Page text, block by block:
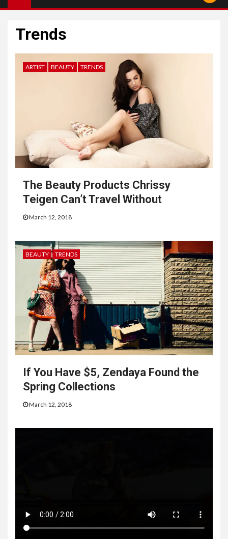
Trends
ARTIST BEAUTY TRENDS
The Beauty Products Chrissy
Teigen Can’t Travel Without
March 12, 2018
BEAUTY TRENDS
If You Have $5, Zendaya Found the
Spring Collections
March 12, 2018